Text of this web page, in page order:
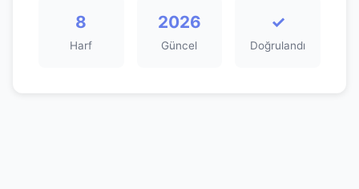
8
Harf
2026
Güncel
✓
Doğrulandı